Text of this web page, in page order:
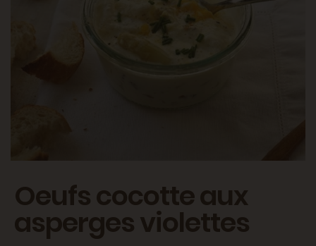
Oeufs cocotte aux
asperges violettes